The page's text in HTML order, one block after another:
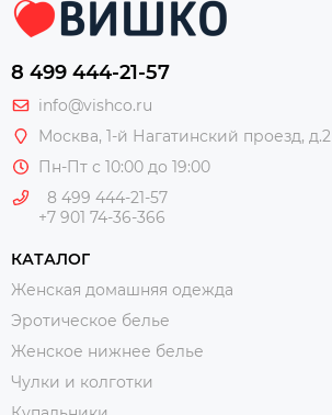
8 499 444-21-57
info@vishco.ru
Москва, 1-й Нагатинский проезд, д.2
Пн-Пт с 10:00 до 19:00
8 499 444-21-57
+7 901 74-36-366
КАТАЛОГ
Женская домашняя одежда
Эротическое белье
Женское нижнее белье
Чулки и колготки